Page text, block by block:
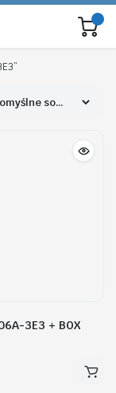
3E3 + BOX